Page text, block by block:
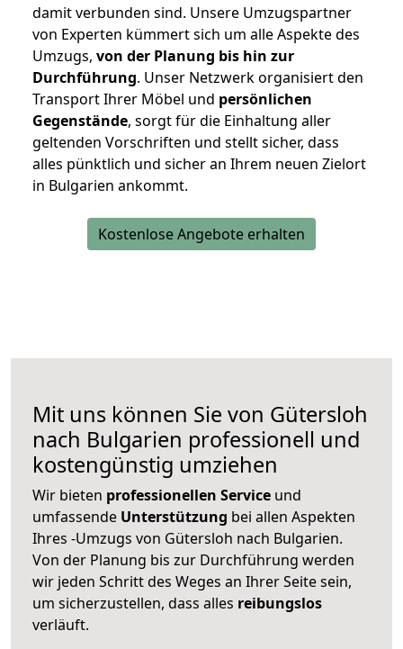
damit verbunden sind. Unsere Umzugspartner
von Experten kümmert sich um alle Aspekte des
Umzugs, von der Planung bis hin zur
Durchführung. Unser Netzwerk organisiert den
Transport Ihrer Möbel und persönlichen
Gegenstände, sorgt für die Einhaltung aller
geltenden Vorschriften und stellt sicher, dass
alles pünktlich und sicher an Ihrem neuen Zielort
in Bulgarien ankommt.
Kostenlose Angebote erhalten
Mit uns können Sie von Gütersloh
nach Bulgarien professionell und
kostengünstig umziehen
Wir bieten professionellen Service und
umfassende Unterstützung bei allen Aspekten
Ihres -Umzugs von Gütersloh nach Bulgarien.
Von der Planung bis zur Durchführung werden
wir jeden Schritt des Weges an Ihrer Seite sein,
um sicherzustellen, dass alles reibungslos
verläuft.